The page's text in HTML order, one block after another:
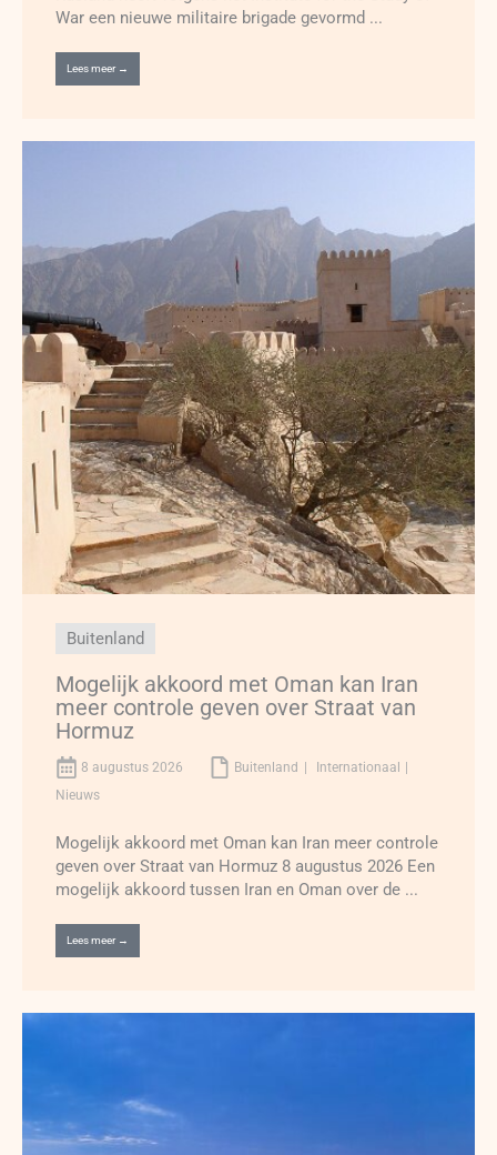
War een nieuwe militaire brigade gevormd ...
Lees meer →
Buitenland
Mogelijk akkoord met Oman kan Iran
meer controle geven over Straat van
Hormuz
8 augustus 2026 Buitenland
Internationaal
Nieuws
Mogelijk akkoord met Oman kan Iran meer controle
geven over Straat van Hormuz 8 augustus 2026 Een
mogelijk akkoord tussen Iran en Oman over de ...
Lees meer →